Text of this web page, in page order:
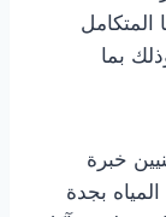
بما
خبرة
بجدة